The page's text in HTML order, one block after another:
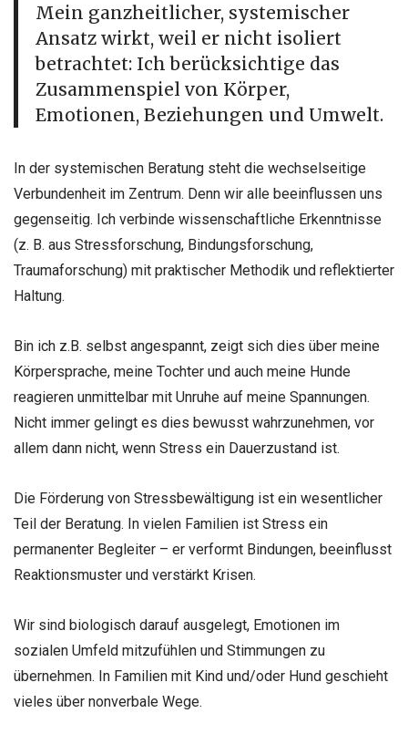
Mein ganzheitlicher, systemischer
Ansatz wirkt, weil er nicht isoliert
betrachtet: Ich berücksichtige das
Zusammenspiel von Körper,
Emotionen, Beziehungen und Umwelt.
In der systemischen Beratung steht die wechselseitige
Verbundenheit im Zentrum. Denn wir alle beeinflussen uns
gegenseitig. Ich verbinde wissenschaftliche Erkenntnisse
(z. B. aus Stressforschung, Bindungsforschung,
Traumaforschung) mit praktischer Methodik und reflektierter
Haltung.
Bin ich z.B. selbst angespannt, zeigt sich dies über meine
Körpersprache, meine Tochter und auch meine Hunde
reagieren unmittelbar mit Unruhe auf meine Spannungen.
Nicht immer gelingt es dies bewusst wahrzunehmen, vor
allem dann nicht, wenn Stress ein Dauerzustand ist.
Die Förderung von Stressbewältigung ist ein wesentlicher
Teil der Beratung. In vielen Familien ist Stress ein
permanenter Begleiter – er verformt Bindungen, beeinflusst
Reaktionsmuster und verstärkt Krisen.
Wir sind biologisch darauf ausgelegt, Emotionen im
sozialen Umfeld mitzufühlen und Stimmungen zu
übernehmen. In Familien mit Kind und/oder Hund geschieht
vieles über nonverbale Wege.